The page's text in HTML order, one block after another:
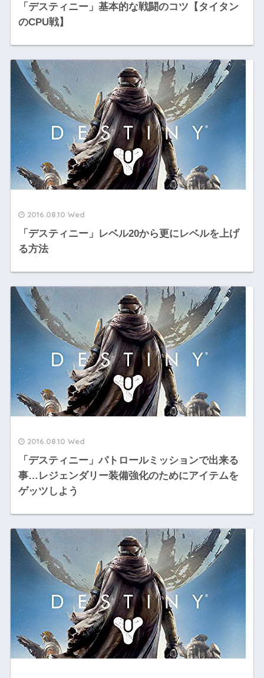
「デスティニー」基本的な戦闘のコツ【タイタン
のCPU戦】
2016.08.10 Wed
「デスティニー」レベル20から更にレベルを上げ
る方法
2016.08.10 Wed
「デスティニー」パトロールミッションで出来る
事…レジェンダリー装備強化のためにアイテムを
ゲッツしよう